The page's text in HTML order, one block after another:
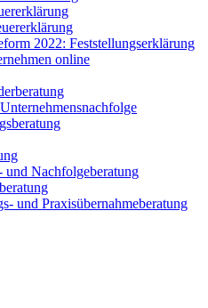
2022: Feststellungserklärung
online
und Nachfolgeberatung
und Praxisübernahmeberatung